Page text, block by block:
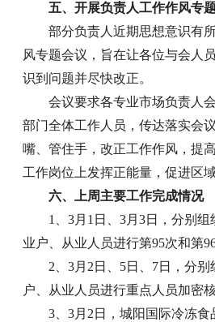
五、开展负责人工作作风专
部分负责人近期思想意识有
风专题会议，旨在让各位与会人
识到问题并尽快改正。
会议要求各专业市场负责人
部门全体工作人员，传达落实会
嘴、管住手，改正工作作风，提
工作岗位上发挥正能量，促进区
六、上周主要工作完成情况
1、3月1日、3月3日，分别
业户、从业人员进行第95次和第
2、3月2日、5日、7日，分
户、从业人员进行重点人员加密核
3、3月2日，城阳国际冷冻